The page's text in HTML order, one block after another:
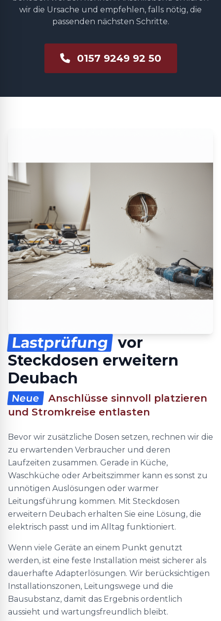
wir die Ursache und empfehlen, falls nötig, die
passenden nächsten Schritte.
0157 9249 92 50
Lastprüfung vor
Steckdosen erweitern
Deubach
Neue
Anschlüsse sinnvoll platzieren
und Stromkreise entlasten
Bevor wir zusätzliche Dosen setzen, rechnen wir die
zu erwartenden Verbraucher und deren
Laufzeiten zusammen. Gerade in Küche,
Waschküche oder Arbeitszimmer kann es sonst zu
unnötigen Auslösungen oder warmer
Leitungsführung kommen. Mit Steckdosen
erweitern Deubach erhalten Sie eine Lösung, die
elektrisch passt und im Alltag funktioniert.
Wenn viele Geräte an einem Punkt genutzt
werden, ist eine feste Installation meist sicherer als
dauerhafte Adapterlösungen. Wir berücksichtigen
Installationszonen, Leitungswege und die
Bausubstanz, damit das Ergebnis ordentlich
aussieht und wartungsfreundlich bleibt.